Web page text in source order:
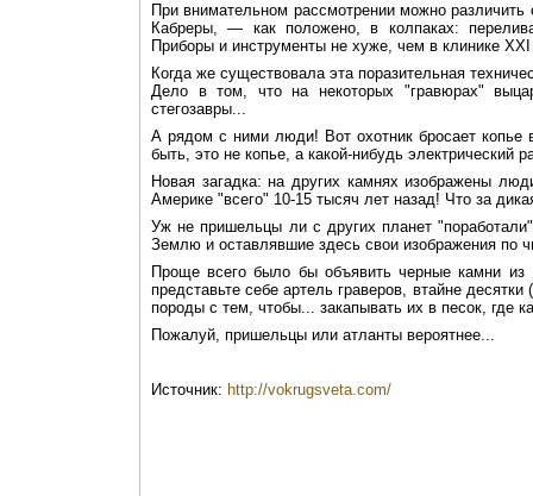
При внимательном рассмотрении можно
Кабреры, — как положено, в колпаках:
Приборы и инструменты не хуже, чем в клинике
Когда же существовала эта поразительная
Дело в том, что на некоторых "гравюрах"
стегозавры...
А рядом с ними люди! Вот охотник бросает
быть, это не копье, а какой-нибудь электрический
Новая загадка: на других камнях изображены
Америке "всего" 10-15 тысяч лет назад! Что за
Уж не пришельцы ли с других планет
Землю и оставлявшие здесь свои изображения по
Проще всего было бы объявить черные камни из
представьте себе артель граверов, втайне
породы с тем, чтобы... закапывать их в песок, где
Пожалуй, пришельцы или атланты вероятнее...
Источник: http://vokrugsveta.com/